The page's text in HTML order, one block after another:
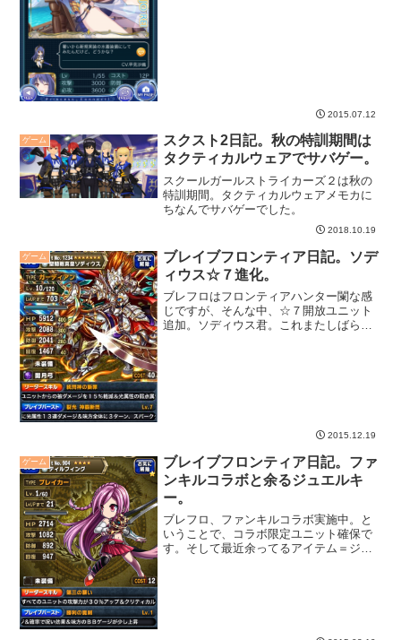
2015.07.12
ゲーム
スクスト2日記。秋の特訓期間は
タクティカルウェアでサバゲー。
スクールガールストライカーズ２は秋の
特訓期間。タクティカルウェアメモカに
ちなんでサバゲーでした。
2018.10.19
ゲーム
ブレイブフロンティア日記。ソデ
ィウス☆７進化。
ブレフロはフロンティアハンター闌な感
じですが、そんな中、☆７開放ユニット
追加。ソディウス君。これまたしばらく
2015.12.19
ゲーム
ブレイブフロンティア日記。ファ
ンキルコラボと余るジュエルキ
ー。
ブレフロ、ファンキルコラボ実施中。と
いうことで、コラボ限定ユニット確保で
す。そして最近余ってるアイテム＝ジュ